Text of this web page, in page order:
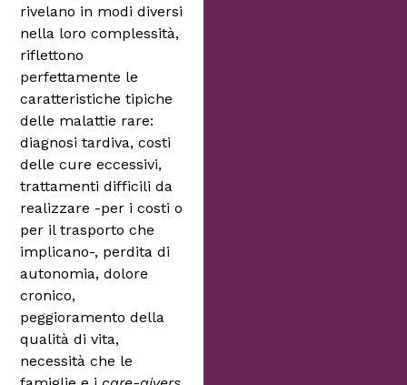
rivelano in modi diversi
nella loro complessità,
riflettono
perfettamente le
caratteristiche tipiche
delle malattie rare:
diagnosi tardiva, costi
delle cure eccessivi,
trattamenti difficili da
realizzare -per i costi o
per il trasporto che
implicano-, perdita di
autonomia, dolore
cronico,
peggioramento della
qualità di vita,
necessità che le